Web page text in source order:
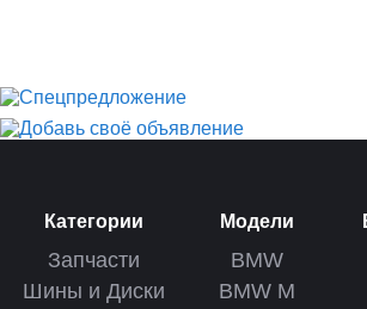
Категории
Запчасти
Шины и Диски
Модели
BMW
BMW M